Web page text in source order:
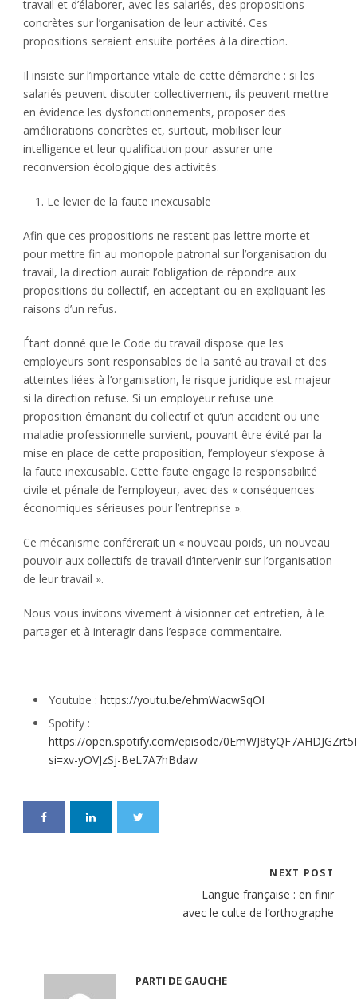
travail et d’élaborer, avec les salariés, des propositions
concrètes sur l’organisation de leur activité. Ces
propositions seraient ensuite portées à la direction.
Il insiste sur l’importance vitale de cette démarche : si les
salariés peuvent discuter collectivement, ils peuvent mettre
en évidence les dysfonctionnements, proposer des
améliorations concrètes et, surtout, mobiliser leur
intelligence et leur qualification pour assurer une
reconversion écologique des activités.
Le levier de la faute inexcusable
Afin que ces propositions ne restent pas lettre morte et
pour mettre fin au monopole patronal sur l’organisation du
travail, la direction aurait l’obligation de répondre aux
propositions du collectif, en acceptant ou en expliquant les
raisons d’un refus.
Étant donné que le Code du travail dispose que les
employeurs sont responsables de la santé au travail et des
atteintes liées à l’organisation, le risque juridique est majeur
si la direction refuse. Si un employeur refuse une
proposition émanant du collectif et qu’un accident ou une
maladie professionnelle survient, pouvant être évité par la
mise en place de cette proposition, l’employeur s’expose à
la faute inexcusable. Cette faute engage la responsabilité
civile et pénale de l’employeur, avec des « conséquences
économiques sérieuses pour l’entreprise ».
Ce mécanisme conférerait un « nouveau poids, un nouveau
pouvoir aux collectifs de travail d’intervenir sur l’organisation
de leur travail ».
Nous vous invitons vivement à visionner cet entretien, à le
partager et à interagir dans l’espace commentaire.
Youtube : https://youtu.be/ehmWacwSqOI
Spotify :
https://open.spotify.com/episode/
si=xv-yOVJzSj-BeL7A7hBdaw
NEXT POST
Langue française : en finir
avec le culte de l’orthographe
PARTI DE GAUCHE